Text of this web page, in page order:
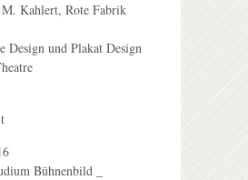
Kahlert, Rote Fabrik
Design und Plakat Design
Bühnenbild _